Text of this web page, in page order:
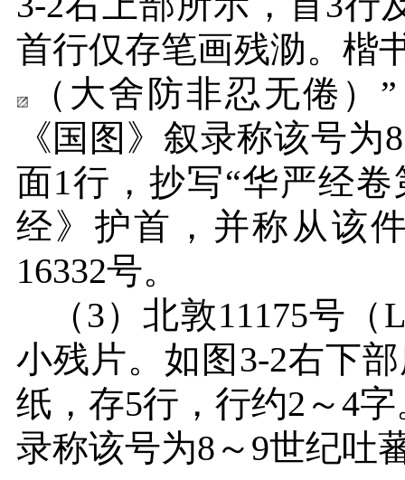
首行仅存笔画残泐。楷
（大舍防非忍无倦）
《国图》叙录称该号为8
面1行，抄写“华严经
经》护首，并称从该
16332号。
（ 3）北敦11175号（
小残片。如图 3-2右下
纸，存5行，行约2 ～4字
录称该号为8 ～ 9世纪吐